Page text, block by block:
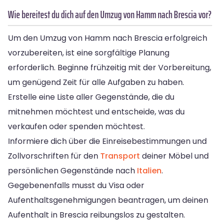
Wie bereitest du dich auf den Umzug von Hamm nach Brescia vor?
Um den Umzug von Hamm nach Brescia erfolgreich
vorzubereiten, ist eine sorgfältige Planung
erforderlich. Beginne frühzeitig mit der Vorbereitung,
um genügend Zeit für alle Aufgaben zu haben.
Erstelle eine Liste aller Gegenstände, die du
mitnehmen möchtest und entscheide, was du
verkaufen oder spenden möchtest.
Informiere dich über die Einreisebestimmungen und
Zollvorschriften für den Transport deiner Möbel und
persönlichen Gegenstände nach Italien.
Gegebenenfalls musst du Visa oder
Aufenthaltsgenehmigungen beantragen, um deinen
Aufenthalt in Brescia reibungslos zu gestalten.